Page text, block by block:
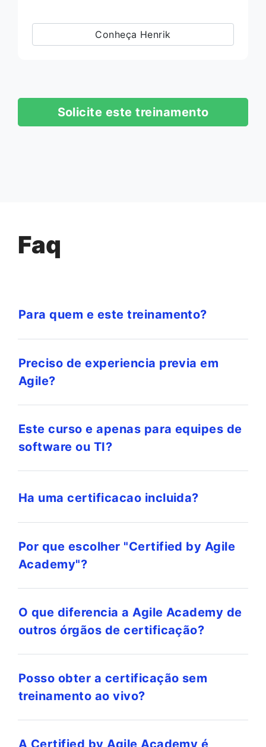
Conheça Henrik
Solicite este treinamento
Faq
Para quem e este treinamento?
Preciso de experiencia previa em
Agile?
Este curso e apenas para equipes de
software ou TI?
Ha uma certificacao incluida?
Por que escolher "Certified by Agile
Academy"?
O que diferencia a Agile Academy de
outros órgãos de certificação?
Posso obter a certificação sem
treinamento ao vivo?
A Certified by Agile Academy é